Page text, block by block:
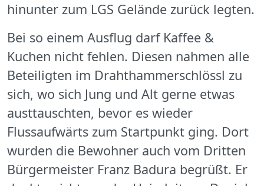
hinunter zum LGS Gelände zurück legten.
Bei so einem Ausflug darf Kaffee &
Kuchen nicht fehlen. Diesen nahmen alle
Beteiligten im Drahthammerschlössl zu
sich, wo sich Jung und Alt gerne etwas
austtauschten, bevor es wieder
Flussaufwärts zum Startpunkt ging. Dort
wurden die Bewohner auch vom Dritten
Bürgermeister Franz Badura begrüßt. Er